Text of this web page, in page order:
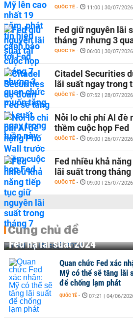
QUỐC TẾ - 11:00 | 30/07/2026
Fed giữ nguyên lãi
tháng 7 nhưng 3
QUỐC TẾ - 06:00 | 30/07/2026
Citadel Securities
lãi suất ngay trong
QUỐC TẾ - 07:52 | 28/07/2026
Nỗi lo chi phí AI đè
thềm cuộc họp Fed
QUỐC TẾ - 09:00 | 26/07/2026
Fed nhiều khả
lãi suất trong tháng
QUỐC TẾ - 09:00 | 25/07/2026
Cùng chủ đề
Fed hạ lãi suất 2024
Quan chức Fed xác
Mỹ có thể sẽ tăng lãi
để chống lạm phát
QUỐC TẾ - 07:21 | 04/06/